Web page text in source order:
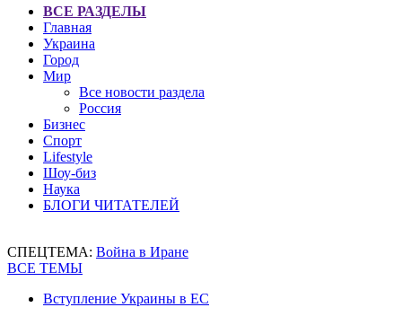
ВСЕ РАЗДЕЛЫ
Главная
Украина
Город
Мир
Все новости раздела
Россия
Бизнес
Спорт
Lifestyle
Шоу-биз
Наука
БЛОГИ ЧИТАТЕЛЕЙ
СПЕЦТЕМА: Война в Иране
ВСЕ ТЕМЫ
Вступление Украины в ЕС